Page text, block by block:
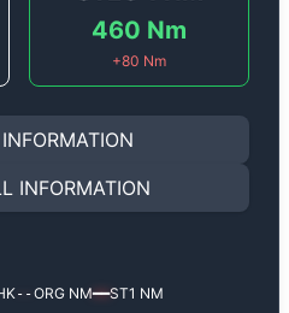
460 Nm
+80 Nm
INFORMATION
Audi A4 2.7 V6 TDi - 180
till220 hkoch
lägre
justerar vi ett antal
INFORMATION
för din bil
efter optimering
--ORG NM━━ST1 NM